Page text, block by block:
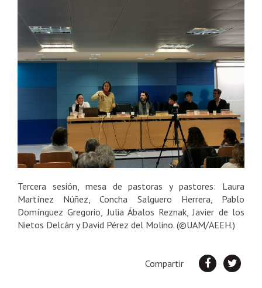
Tercera sesión, mesa de pastoras y pastores: Laura
Martínez Núñez, Concha Salguero Herrera, Pablo
Domínguez Gregorio, Julia Ábalos Reznak, Javier de los
Nietos Delcán y David Pérez del Molino. (©UAM/AEEH.)
Compartir